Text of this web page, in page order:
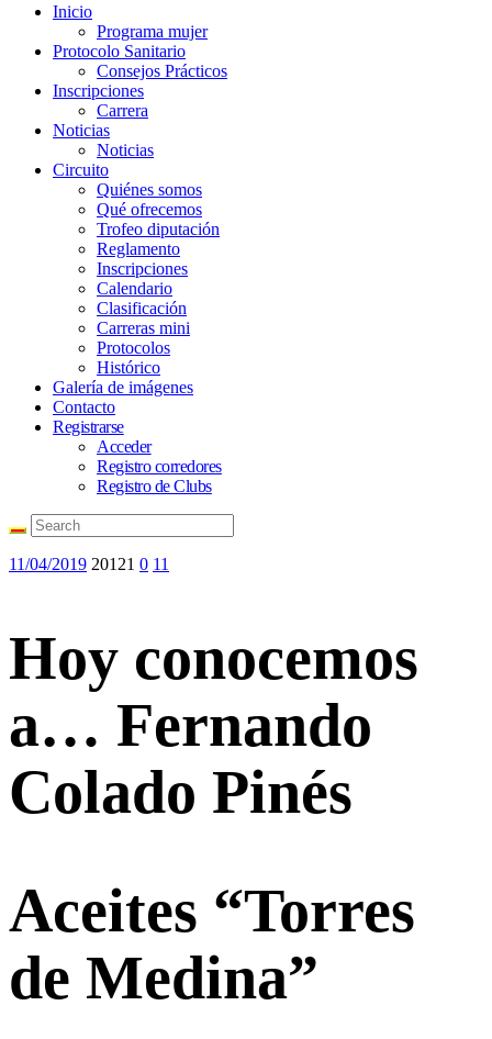
Inicio
Programa mujer
Protocolo Sanitario
Consejos Prácticos
Inscripciones
Carrera
Noticias
Noticias
Circuito
Quiénes somos
Qué ofrecemos
Trofeo diputación
Reglamento
Inscripciones
Calendario
Clasificación
Carreras mini
Protocolos
Histórico
Galería de imágenes
Contacto
Registrarse
Acceder
Registro corredores
Registro de Clubs
11/04/2019 20121 0 11
Hoy conocemos
a… Fernando
Colado Pinés
Aceites “Torres
de Medina”